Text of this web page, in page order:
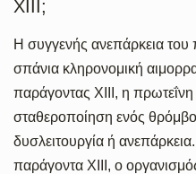
XIII;
Η συγγενής ανεπάρκεια του
σπάνια κληρονομική
παράγοντας XIII, η πρωτεΐνη
σταθεροποίηση ενός
δυσλειτουργία ή
παράγοντα XIII, ο